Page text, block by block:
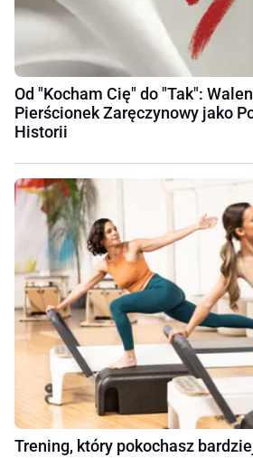
Od "Kocham Cię" do "Tak":
Pierścionek Zaręczynowy jako
Historii
Trening, który pokochasz